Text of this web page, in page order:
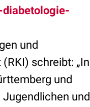
und
schreibt: „In
und
und